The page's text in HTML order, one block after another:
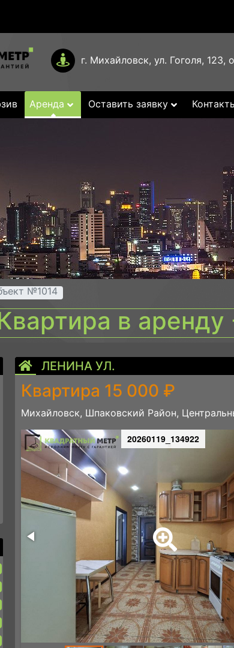
г. Михайловск, ул. Гоголя, 123,
Аренда Оставить заявку
№1014
в
ЛЕНИНА УЛ.
Квартира 15 000 ₽
Михайловск, Шпаковский Район,
20260119_134922